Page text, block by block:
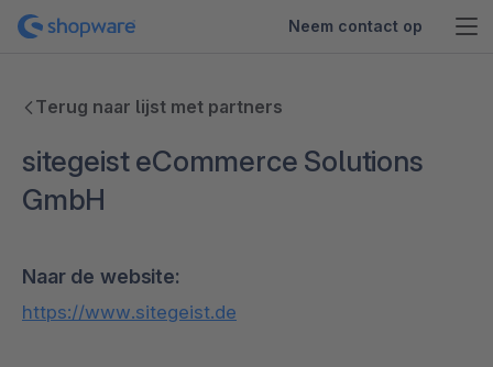
Neem contact op
Terug naar lijst met partners
sitegeist eCommerce Solutions
GmbH
Naar de website:
https://www.sitegeist.de